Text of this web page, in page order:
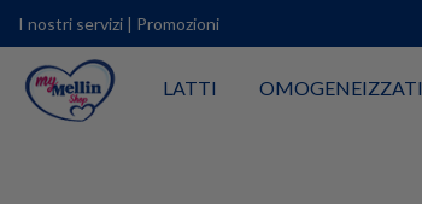
I nostri servizi | Promozioni
LATTI OMOGENEIZZATI